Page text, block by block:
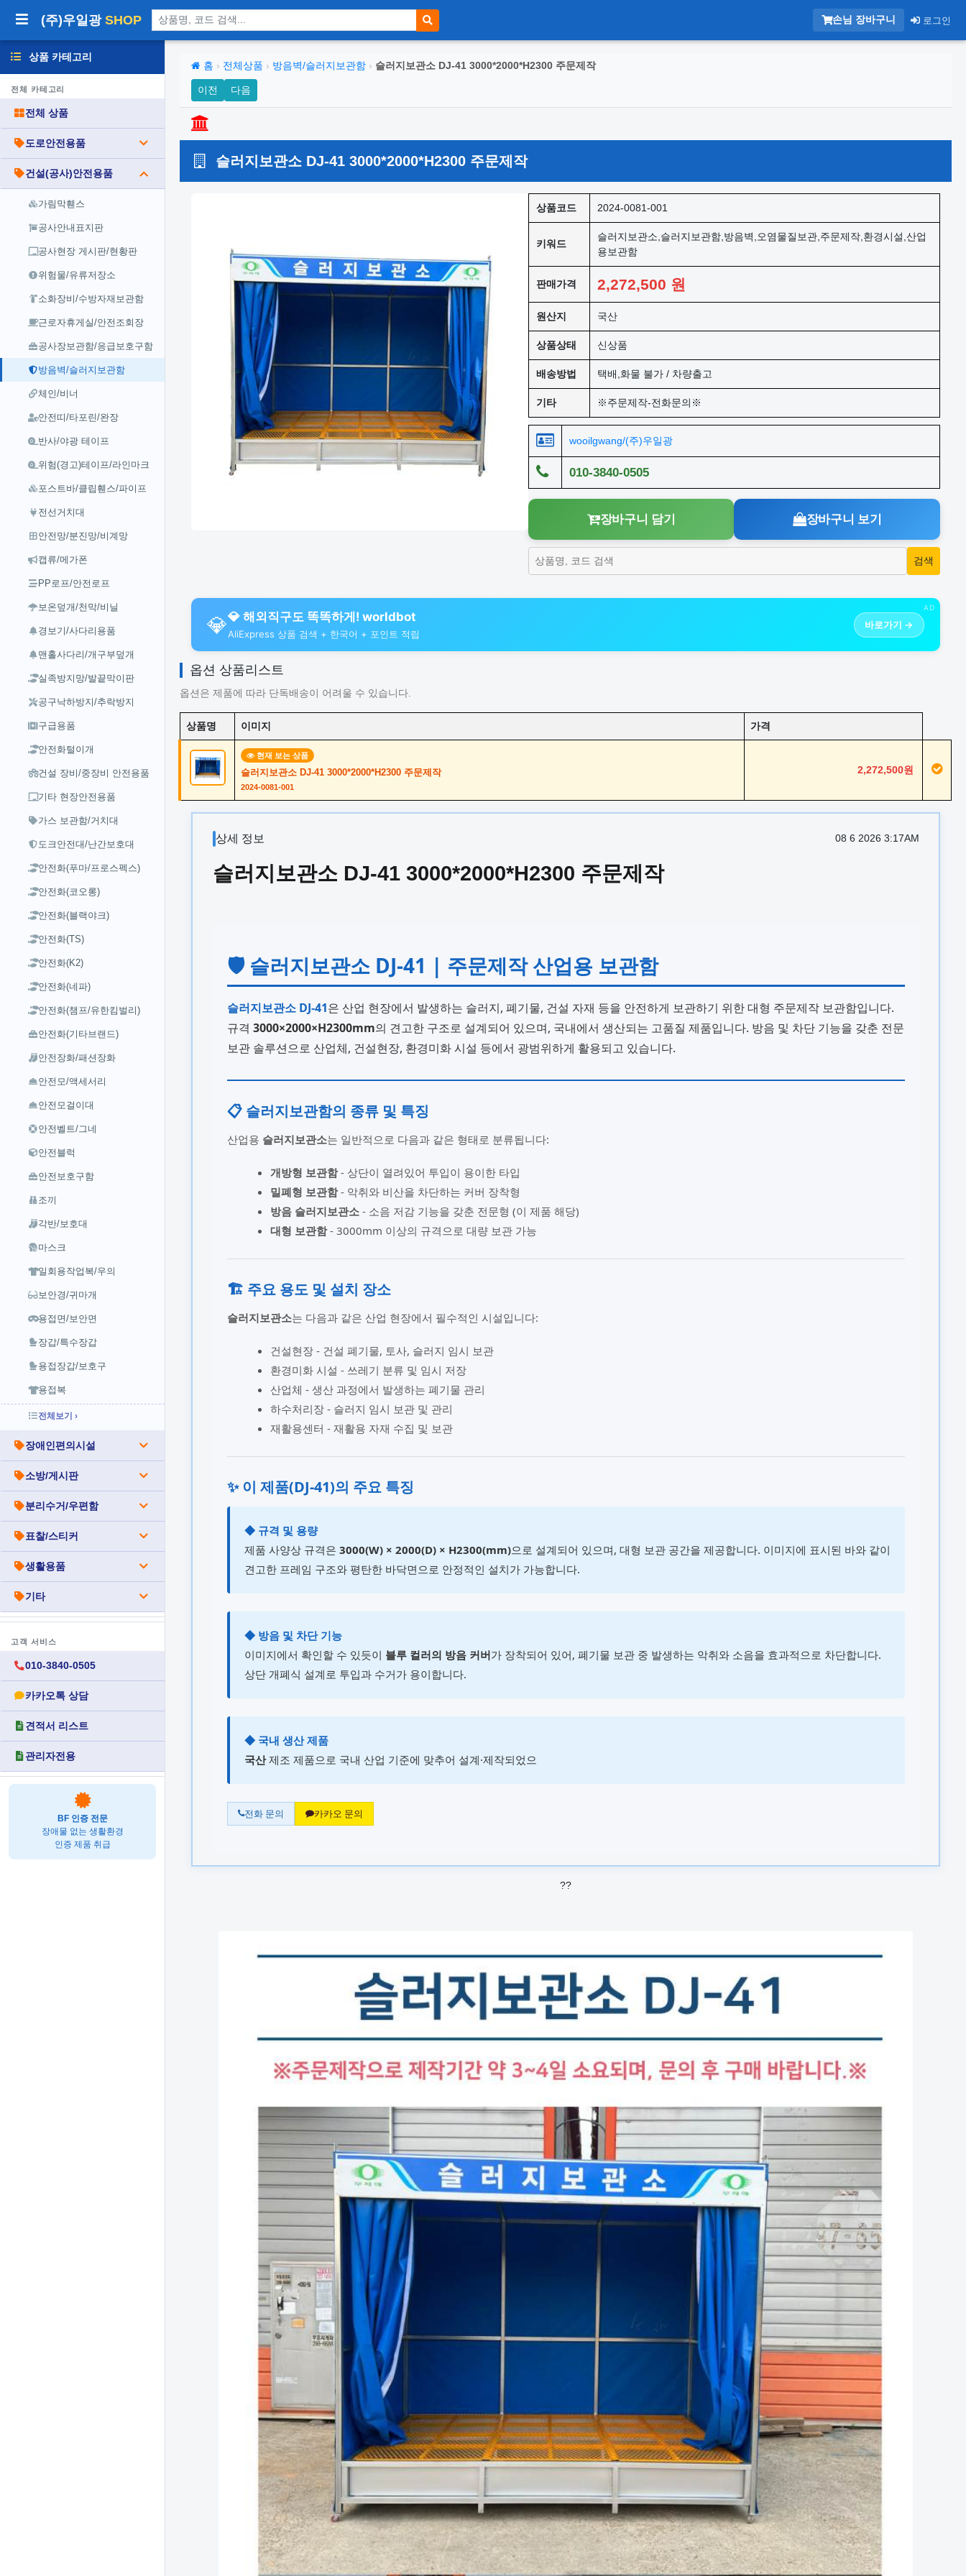
(주)우일광 SHOP 상품 검색 손님 장바구니 로그인
상품 카테고리
전체 카테고리
전체 상품
도로안전용품
건설(공사)안전용품
가림막휀스
공사안내표지판
공사현장 게시판/현황판
위험물/유류저장소
소화장비/수방자재보관함
근로자휴게실/안전조회장
공사장보관함/응급보호구함
방음벽/슬러지보관함
체인/비너
안전띠/타포린/완장
반사/야광 테이프
위험(경고)테이프/라인마크
포스트바/클립휀스/파이프
전선거치대
안전망/분진망/비계망
캡류/메가폰
PP로프/안전로프
보온덮개/천막/비닐
경보기/사다리용품
맨홀사다리/개구부덮개
실족방지망/발끝막이판
공구낙하방지/추락방지
구급용품
안전화털이개
건설 장비/중장비 안전용품
기타 현장안전용품
가스 보관함/거치대
도크안전대/난간보호대
안전화(푸마/프로스펙스)
안전화(코오롱)
안전화(블랙야크)
안전화(TS)
안전화(K2)
안전화(네파)
안전화(챔프/유한킴벌리)
안전화(기타브랜드)
안전장화/패션장화
안전모/액세서리
안전모걸이대
안전벨트/그네
안전블럭
안전보호구함
조끼
각반/보호대
마스크
일회용작업복/우의
보안경/귀마개
용접면/보안면
장갑/특수장갑
용접장갑/보호구
용접복
전체보기 ›
장애인편의시설
소방/게시판
분리수거/우편함
표찰/스티커
생활용품
기타
고객 서비스
010-3840-0505
카카오톡 상담
견적서 리스트
관리자전용
BF 인증 전문
장애물 없는 생활환경
인증 제품 취급
홈 › 전체상품 › 방음벽/슬러지보관함 › 슬러지보관소 DJ-41 3000*2000*H2300 주문제작
이전 다음
슬러지보관소 DJ-41 3000*2000*H2300 주문제작
상품코드 2024-0081-001
키워드
슬러지보관소,슬러지보관함,방음벽,오염물질보관,주문제작,환경시설,산업
용보관함
판매가격 2,272,500 원
원산지 국산
상품상태 신상품
배송방법 택배,화물 불가 / 차량출고
기타 ※주문제작-전화문의※
wooilgwang/(주)우일광
010-3840-0505
장바구니 담기 장바구니 보기
AD
💎💎 해외직구도 똑똑하게! worldbot
AliExpress 상품 검색 + 한국어 + 포인트 적립
바로가기 →
옵션 상품리스트
옵션은 제품에 따라 단독배송이 어려울 수 있습니다.
상품명 이미지 가격
현재 보는 상품
슬러지보관소 DJ-41 3000*2000*H2300 주문제작
2024-0081-001
2,272,500원
상세 정보 08 6 2026 3:17AM
슬러지보관소 DJ-41 3000*2000*H2300 주문제작
🛡️ 슬러지보관소 DJ-41 | 주문제작 산업용 보관함
슬러지보관소 DJ-41은 산업 현장에서 발생하는 슬러지, 폐기물, 건설 자재 등을 안전하게 보관하기 위한 대형 주문제작 보관함입니다.
규격 3000×2000×H2300mm의 견고한 구조로 설계되어 있으며, 국내에서 생산되는 고품질 제품입니다. 방음 및 차단 기능을 갖춘 전문
보관 솔루션으로 산업체, 건설현장, 환경미화 시설 등에서 광범위하게 활용되고 있습니다.
📋 슬러지보관함의 종류 및 특징
산업용 슬러지보관소는 일반적으로 다음과 같은 형태로 분류됩니다:
개방형 보관함- 상단이 열려있어 투입이 용이한 타입
밀폐형 보관함- 악취와 비산을 차단하는 커버 장착형
방음 슬러지보관소- 소음 저감 기능을 갖춘 전문형 (이 제품 해당)
대형 보관함- 3000mm 이상의 규격으로 대량 보관 가능
🏗️ 주요 용도 및 설치 장소
슬러지보관소는 다음과 같은 산업 현장에서 필수적인 시설입니다:
건설현장 - 건설 폐기물, 토사, 슬러지 임시 보관
환경미화 시설 - 쓰레기 분류 및 임시 저장
산업체 - 생산 과정에서 발생하는 폐기물 관리
하수처리장 - 슬러지 임시 보관 및 관리
재활용센터 - 재활용 자재 수집 및 보관
✨ 이 제품(DJ-41)의 주요 특징
◆ 규격 및 용량
제품 사양상 규격은 3000(W) × 2000(D) × H2300(mm)으로 설계되어 있으며, 대형 보관 공간을 제공합니다. 이미지에 표시된 바와 같이
견고한 프레임 구조와 평탄한 바닥면으로 안정적인 설치가 가능합니다.
◆ 방음 및 차단 기능
이미지에서 확인할 수 있듯이 블루 컬러의 방음 커버가 장착되어 있어, 폐기물 보관 중 발생하는 악취와 소음을 효과적으로 차단합니다.
상단 개폐식 설계로 투입과 수거가 용이합니다.
◆ 국내 생산 제품
국산제조 제품으로 국내 산업 기준에 맞추어 설계·제작되었으
전화 문의 카카오 문의
??